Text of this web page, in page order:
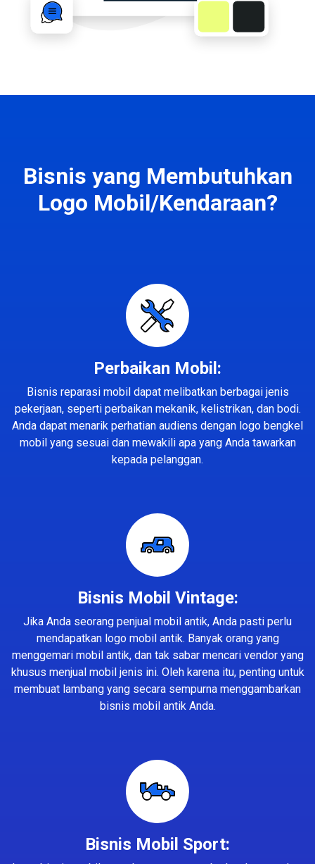
Bisnis yang Membutuhkan
Logo Mobil/Kendaraan?
Perbaikan Mobil:
Bisnis reparasi mobil dapat melibatkan berbagai jenis
pekerjaan, seperti perbaikan mekanik, kelistrikan, dan bodi.
Anda dapat menarik perhatian audiens dengan logo bengkel
mobil yang sesuai dan mewakili apa yang Anda tawarkan
kepada pelanggan.
Bisnis Mobil Vintage:
Jika Anda seorang penjual mobil antik, Anda pasti perlu
mendapatkan logo mobil antik. Banyak orang yang
menggemari mobil antik, dan tak sabar mencari vendor yang
khusus menjual mobil jenis ini. Oleh karena itu, penting untuk
membuat lambang yang secara sempurna menggambarkan
bisnis mobil antik Anda.
Bisnis Mobil Sport: